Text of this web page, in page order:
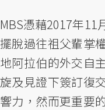
MBS憑藉2017年11
擺脫過往祖父輩掌
地阿拉伯的外交自
旋及見證下簽訂復
響力，然而更重要